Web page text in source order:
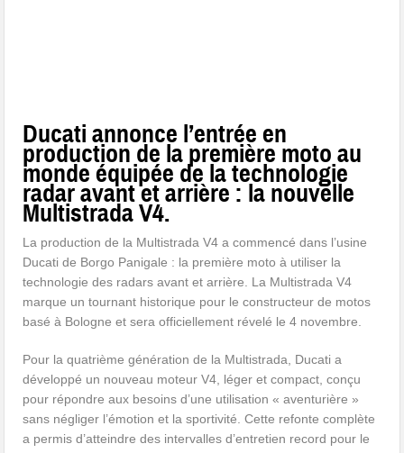
Ducati annonce l’entrée en
production de la première moto au
monde équipée de la technologie
radar avant et arrière : la nouvelle
Multistrada V4.
La production de la Multistrada V4 a commencé dans l’usine
Ducati de Borgo Panigale : la première moto à utiliser la
technologie des radars avant et arrière. La Multistrada V4
marque un tournant historique pour le constructeur de motos
basé à Bologne et sera officiellement révelé le 4 novembre.
Pour la quatrième génération de la Multistrada, Ducati a
développé un nouveau moteur V4, léger et compact, conçu
pour répondre aux besoins d’une utilisation « aventurière »
sans négliger l’émotion et la sportivité. Cette refonte complète
a permis d’atteindre des intervalles d’entretien record pour le